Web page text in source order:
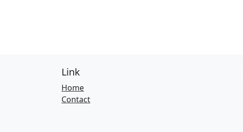
Link
Home
Contact